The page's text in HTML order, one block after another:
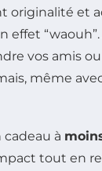
originalité et
effet
vos amis
même
cadeau à
tout en